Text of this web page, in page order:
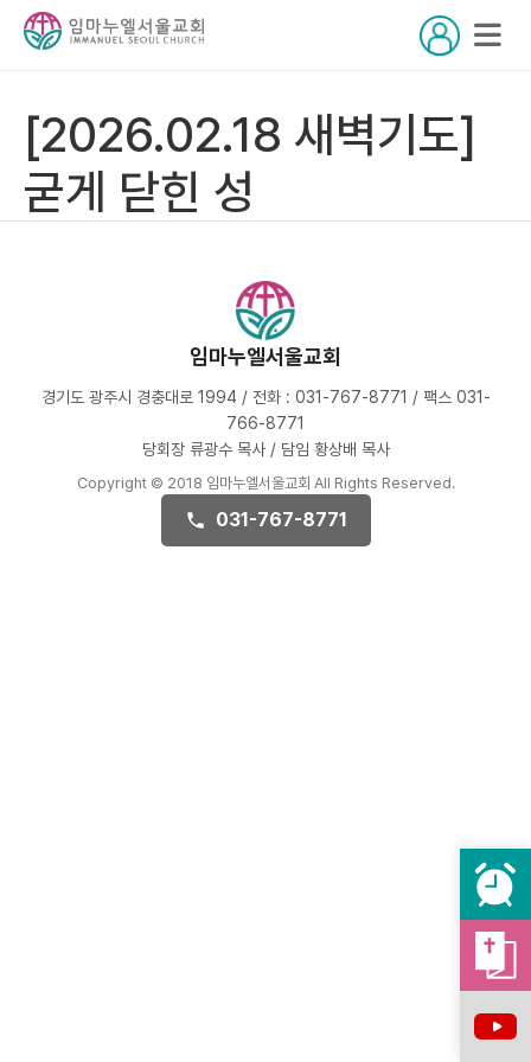
[2026.02.18 새벽기도]
굳게 닫힌 성
임마누엘서울교회
경기도 광주시 경충대로 1994 / 전화 : 031-767-8771 / 팩스 031-
766-8771
당회장 류광수 목사 / 담임 황상배 목사
Copyright © 2018 임마누엘서울교회 All Rights Reserved.
031-767-8771